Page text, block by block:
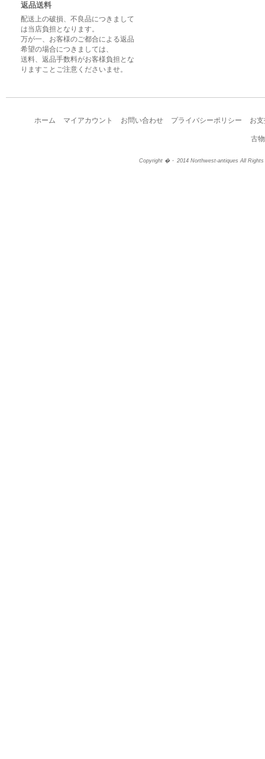
返品送料
配送上の破損、不良品につきまして
は当店負担となります。
万が一、お客様のご都合による返品
希望の場合につきましては、
送料、返品手数料がお客様負担とな
りますことご注意くださいませ。
ホーム マイアカウント お問い合わせ プライバシーポリシー お
古
Copyright �・ 2014 Northwest-antiques All